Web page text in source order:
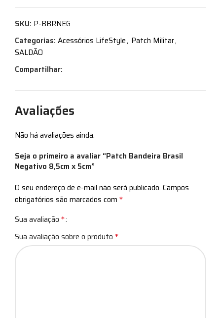
SKU: P-BBRNEG
Categorias: Acessórios LifeStyle, Patch Militar,
SALDÃO
Compartilhar:
Avaliações
Não há avaliações ainda.
Seja o primeiro a avaliar “Patch Bandeira Brasil
Negativo 8,5cm x 5cm”
O seu endereço de e-mail não será publicado. Campos
obrigatórios são marcados com *
Sua avaliação *
Sua avaliação sobre o produto *